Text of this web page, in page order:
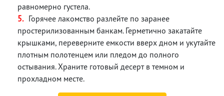
равномерно густела.
Горячее лакомство разлейте по заранее
простерилизованным банкам. Герметично закатайте
крышками, переверните емкости вверх дном и укутайте
плотным полотенцем или пледом до полного
остывания. Храните готовый десерт в темном и
прохладном месте.